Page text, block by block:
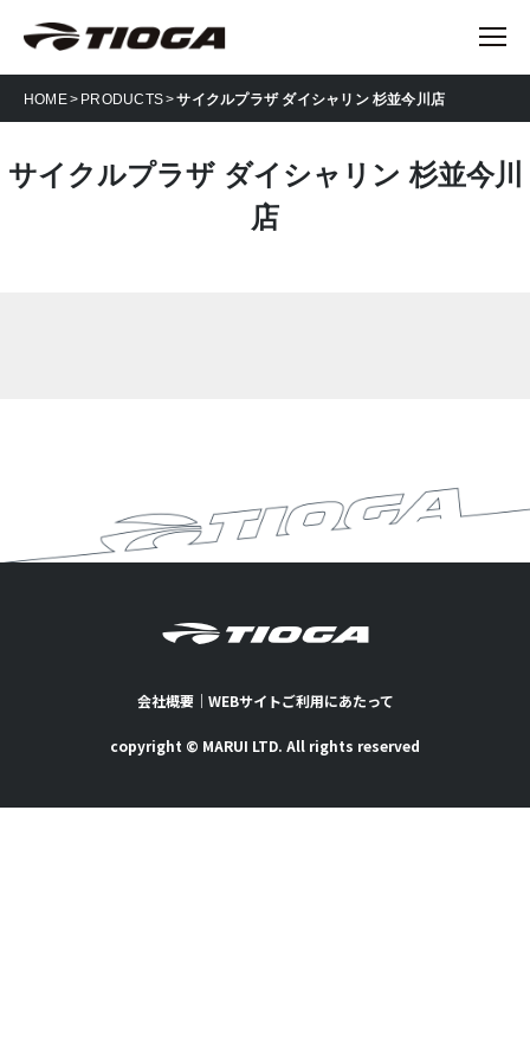
HOME PRODUCTS サイクルプラザ ダイシャリン 杉並今川店
サイクルプラザ ダイシャリン 杉並今川
店
会社概要｜ WEBサイトご利用にあたって
copyright © MARUI LTD. All rights reserved